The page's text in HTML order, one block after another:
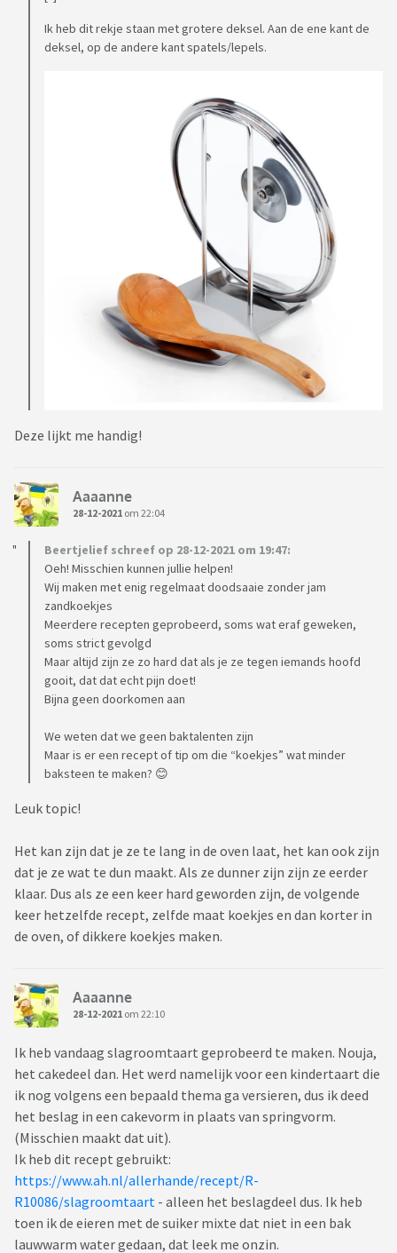
Ik heb dit rekje staan met grotere deksel. Aan de ene kant de
deksel, op de andere kant spatels/lepels.
Deze lijkt me handig!
Aaaanne
28-12-2021 om 22:04
Beertjelief schreef op 28-12-2021 om 19:47:
Oeh! Misschien kunnen jullie helpen!
Wij maken met enig regelmaat doodsaaie zonder jam
zandkoekjes
Meerdere recepten geprobeerd, soms wat eraf geweken,
soms strict gevolgd
Maar altijd zijn ze zo hard dat als je ze tegen iemands hoofd
gooit, dat dat echt pijn doet!
Bijna geen doorkomen aan
We weten dat we geen baktalenten zijn
Maar is er een recept of tip om die “koekjes” wat minder
baksteen te maken? 😊
Leuk topic!
Het kan zijn dat je ze te lang in de oven laat, het kan ook zijn
dat je ze wat te dun maakt. Als ze dunner zijn zijn ze eerder
klaar. Dus als ze een keer hard geworden zijn, de volgende
keer hetzelfde recept, zelfde maat koekjes en dan korter in
de oven, of dikkere koekjes maken.
Aaaanne
28-12-2021 om 22:10
Ik heb vandaag slagroomtaart geprobeerd te maken. Nouja,
het cakedeel dan. Het werd namelijk voor een kindertaart die
ik nog volgens een bepaald thema ga versieren, dus ik deed
het beslag in een cakevorm in plaats van springvorm.
(Misschien maakt dat uit).
Ik heb dit recept gebruikt:
https://www.ah.nl/allerhande/recept/R-
R10086/slagroomtaart - alleen het beslagdeel dus. Ik heb
toen ik de eieren met de suiker mixte dat niet in een bak
lauwwarm water gedaan, dat leek me onzin.